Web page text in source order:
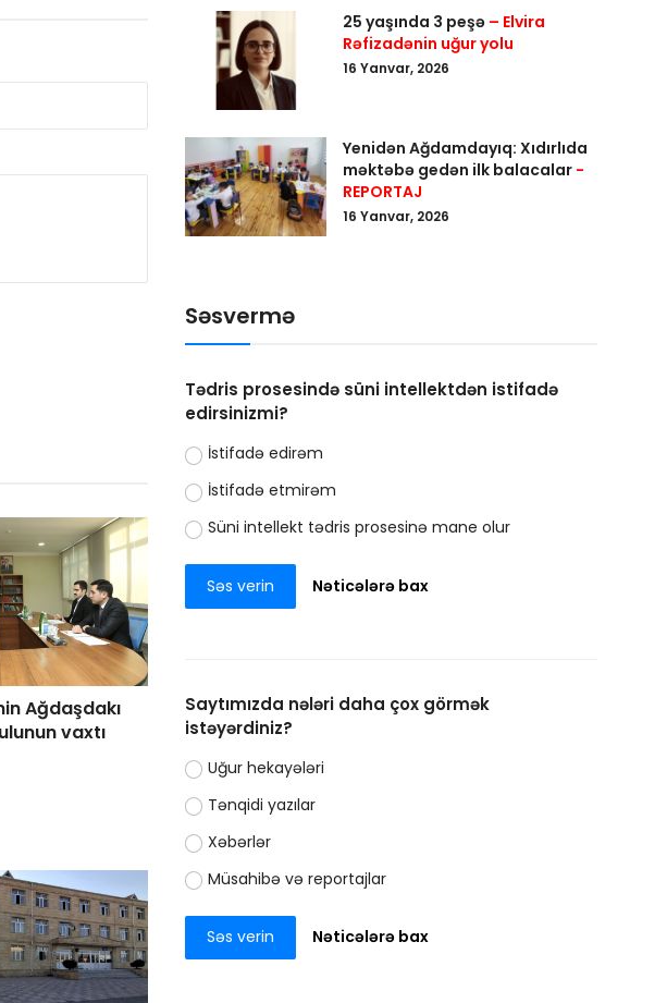
Ağdaşdakı
vaxtı
25 yaşında 3 peşə – Elvira
Rəfizadənin uğur yolu
16 Yanvar, 2026
Yenidən Ağdamdayıq: Xıdırlıda
məktəbə gedən ilk balacalar -
REPORTAJ
16 Yanvar, 2026
Səsvermə
Tədris prosesində süni intellektdən istifadə
edirsinizmi?
İstifadə edirəm
İstifadə etmirəm
Süni intellekt tədris prosesinə mane olur
Səs verin Nəticələrə bax
Saytımızda nələri daha çox görmək
istəyərdiniz?
Uğur hekayələri
Tənqidi yazılar
Xəbərlər
Müsahibə və reportajlar
Səs verin Nəticələrə bax